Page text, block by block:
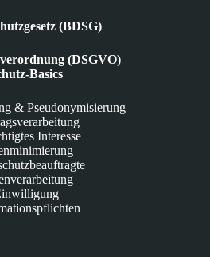
(BDSG)
(DSGVO)
Basics
& Pseudonymisierung
Interesse